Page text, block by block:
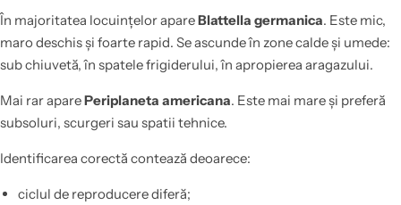
În majoritatea locuințelor apareBlattella germanica. Este mic,
maro deschis și foarte rapid. Se ascunde în zone calde și umede:
sub chiuvetă, în spatele frigiderului, în apropierea aragazului.
Mai rar aparePeriplaneta americana. Este mai mare și preferă
subsoluri, scurgeri sau spatii tehnice.
Identificarea corectă contează deoarece:
ciclul de reproducere diferă;